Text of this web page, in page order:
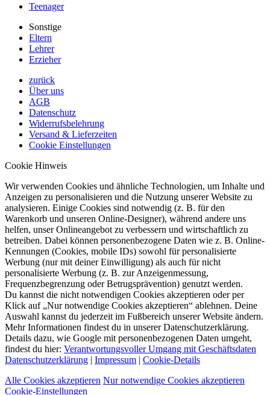
Teenager
Sonstige
Eltern
Lehrer
Erzieher
zurück
Über uns
AGB
Datenschutz
Widerrufsbelehrung
Versand & Lieferzeiten
Cookie Einstellungen
Cookie Hinweis
Wir verwenden Cookies und ähnliche Technologien, um Inhalte und
Anzeigen zu personalisieren und die Nutzung unserer Website zu
analysieren. Einige Cookies sind notwendig (z. B. für den
Warenkorb und unseren Online-Designer), während andere uns
helfen, unser Onlineangebot zu verbessern und wirtschaftlich zu
betreiben. Dabei können personenbezogene Daten wie z. B. Online-
Kennungen (Cookies, mobile IDs) sowohl für personalisierte
Werbung (nur mit deiner Einwilligung) als auch für nicht
personalisierte Werbung (z. B. zur Anzeigenmessung,
Frequenzbegrenzung oder Betrugsprävention) genutzt werden.
Du kannst die nicht notwendigen Cookies akzeptieren oder per
Klick auf „Nur notwendige Cookies akzeptieren“ ablehnen. Deine
Auswahl kannst du jederzeit im Fußbereich unserer Website ändern.
Mehr Informationen findest du in unserer Datenschutzerklärung.
Details dazu, wie Google mit personenbezogenen Daten umgeht,
findest du hier: Verantwortungsvoller Umgang mit Geschäftsdaten
Datenschutzerklärung | Impressum | Cookie-Details
Alle Cookies akzeptieren Nur notwendige Cookies akzeptieren
Cookie-Einstellungen